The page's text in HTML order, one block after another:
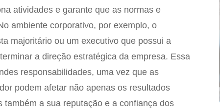
atividades e garante que as normas e
ambiente corporativo, por exemplo, o
majoritário ou um executivo que possui a
a direção estratégica da empresa. Essa
responsabilidades, uma vez que as
podem afetar não apenas os resultados
também a sua reputação e a confiança dos